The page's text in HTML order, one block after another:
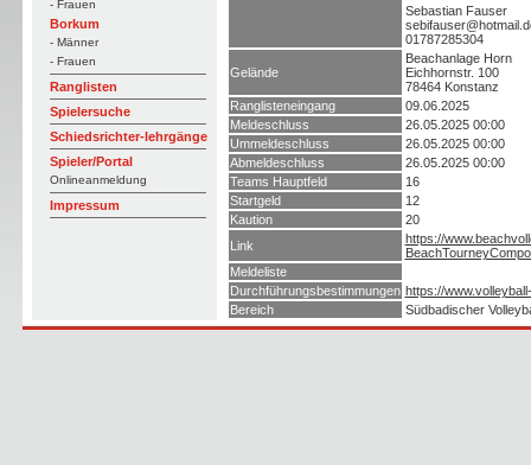
- Frauen
Borkum
- Männer
- Frauen
Ranglisten
Spielersuche
Schiedsrichter-lehrgänge
Spieler/Portal
Onlineanmeldung
Impressum
Sebastian Fauser
01787285304
Gelände
Beachanlage Horn
Eichhornstr. 100
78464 Konstanz
Ranglisteneingang
09.06.2025
Meldeschluss
26.05.2025 00:00
Ummeldeschluss
26.05.2025 00:00
Abmeldeschluss
26.05.2025 00:00
Teams Hauptfeld
16
Startgeld
12
Kaution
20
Link
https://
Meldeliste
Durchführungsbestimmungen https://
Bereich
Südbadischer